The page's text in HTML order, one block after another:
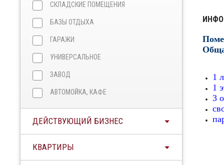
СКЛАДСКИЕ ПОМЕЩЕНИЯ
БАЗЫ ОТДЫХА
ГАРАЖИ
УНИВЕРСАЛЬНОЕ
ЗАВОД
АВТОМОЙКА, КАФЕ
ДЕЙСТВУЮЩИЙ БИЗНЕС
КВАРТИРЫ
1
1
3